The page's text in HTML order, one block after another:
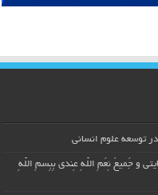
توسعه علوم انسانی
و جَمیعَ نِعَمِ اللّهِ عِندی بِبِسمِ اللّهِ